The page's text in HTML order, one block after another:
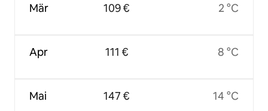
Mär
Apr
Mai
109 €
111 €
147 €
2 °C
8 °C
14 °C